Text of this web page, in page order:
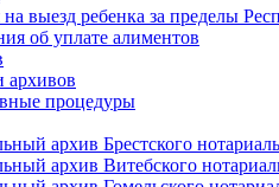
на выезд ребенка за пределы
об уплате алиментов
архивов
процедуры
архив Брестского
архив Витебского